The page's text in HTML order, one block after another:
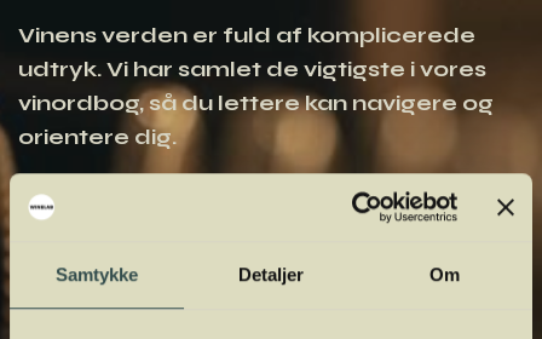
Samtykke Detaljer Om
Vinens verden er fuld af komplicerede
udtryk. Vi har samlet de vigtigste i vores
vinordbog, så du lettere kan navigere og
orientere dig.